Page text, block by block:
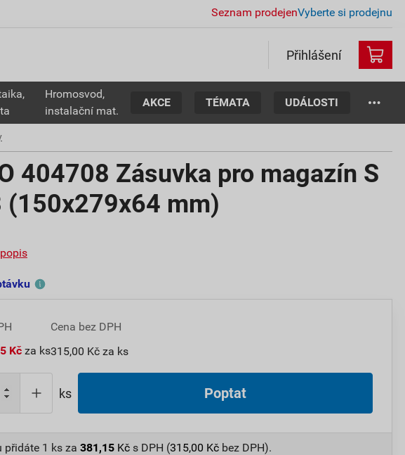
Seznam prodejenVyberte si prodejnu
Přihlášení
Hromosvod,
instalační mat.
AKCE TÉMATA UDÁLOSTI
404708 Zásuvka pro magazín S
(150x279x64 mm)
Kč za ks
Cena bez DPH
315,00 Kč za ks
ks Poptat
přidáte 1 ks za 381,15 Kč s DPH (315,00 Kč bez DPH).